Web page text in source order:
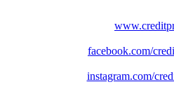
facebook.com/
instagram.com/